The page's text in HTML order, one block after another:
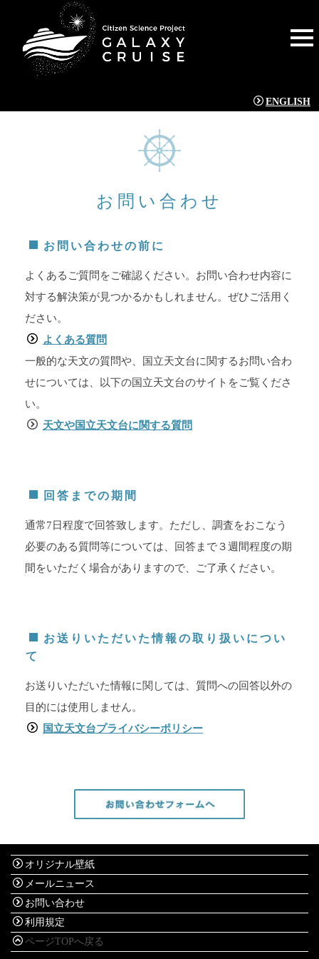
ENGLISH
お問い合わせ
お問い合わせの前に
よくあるご質問をご確認ください。お問い合わせ内容に
対する解決策が見つかるかもしれません。ぜひご活用く
ださい。
よくある質問
一般的な天文の質問や、国立天文台に関するお問い合わ
せについては、以下の国立天文台のサイトをご覧くださ
い。
天文や国立天文台に関する質問
回答までの期間
通常7日程度で回答致します。ただし、調査をおこなう
必要のある質問等については、
回答まで３週間程度の期
間をいただく場合がありますので、ご了承ください。
お送りいただいた情報の取り扱いについ
て
お送りいただいた情報に関しては、質問への回答以外の
目的には使用しません。
国立天文台プライバシーポリシー
オリジナル壁紙
メールニュース
お問い合わせ
利用規定
ページTOPへ戻る